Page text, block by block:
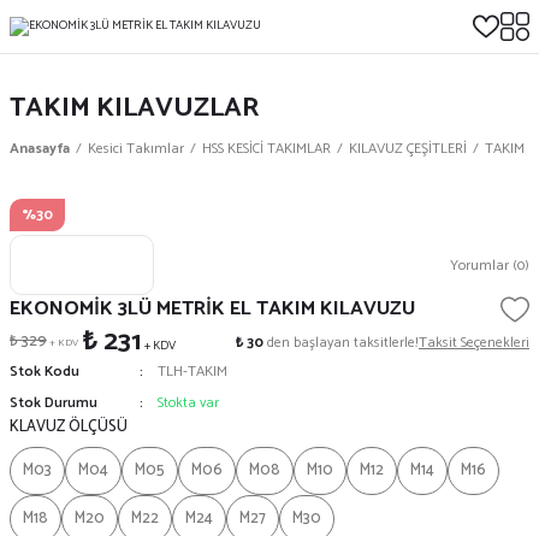
TAKIM KILAVUZLAR
Anasayfa Kesici Takımlar HSS KESİCİ TAKIMLAR KILAVUZ ÇEŞİTLERİ TAKIM
%30
Yorumlar (0)
EKONOMİK 3LÜ METRİK EL TAKIM KILAVUZU
₺ 329+ KDV ₺ 231 + KDV ₺ 30den başlayan taksitlerle!Taksit Seçenekleri
Stok Kodu
TLH-TAKIM
Stok Durumu
Stokta var
KLAVUZ ÖLÇÜSÜ
M03
M04 M05 M06 M08 M10 M12 M14
M16
M18
M20 M22 M24 M27 M30